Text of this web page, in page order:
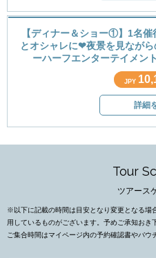
【ディナー＆ショー①】1名
とオシャレに❤夜景を見なが
ーハーフエンターテイメン
JPY
詳細
Tour
ツアース
※以下に記載の時間は目安となり変更となる場
用しているものがございます。予めご承知おき
ご集合時間はマイページ内の予約確認書やバウ